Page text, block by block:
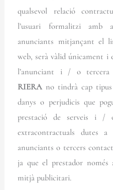
qualsevol relació
l’usuari formalitzi amb
anunciants mitjançant el
web, serà vàlid únicament i
l’anunciant i / o tercera
RIERA no tindrà cap tipus
danys o perjudicis que
prestació de serveis i /
extracontractuals dutes
anunciants o tercers
ja que el prestador
mitjà publicitari.